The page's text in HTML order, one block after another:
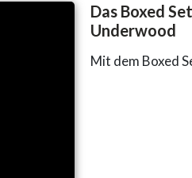
Das Boxed
Underwood
Mit dem Boxed